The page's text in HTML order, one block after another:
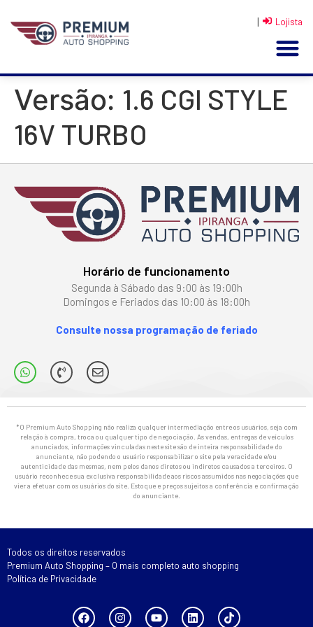
| Lojista
Versão: 1.6 CGI STYLE
16V TURBO
Horário de funcionamento
Segunda à Sábado das 9:00 às 19:00h
Domingos e Feriados das 10:00 às 18:00h
Consulte nossa programação de feriado
*O Premium Auto Shopping não realiza qualquer intermediação entre os usuários, seja com
relação à compra, troca ou qualquer tipo de negociação. As vendas, entregas de veículos
anunciados, informações vinculadas neste site são de inteira responsabilidade do
anunciante, não podendo o usuário responsabilizar o site pela veracidade e/ou
autenticidade das mesmas, nem pelos danos diretos ou indiretos causados a terceiros. O
usuário reconhece sua exclusiva responsabilidade aos riscos assumidos nas negociações que
vier a efetuar com os usuários do site. Estoque e preços sujeitos a conferência e confirmação
do anunciante.
Todos os direitos reservados
Premium Auto Shopping – O mais completo auto shopping
Política de Privacidade